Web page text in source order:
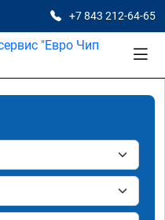
+7 843 212-64-65